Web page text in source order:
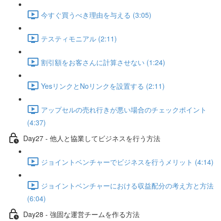
今すぐ買うべき理由を与える (3:05)
テスティモニアル (2:11)
割引額をお客さんに計算させない (1:24)
YesリンクとNoリンクを設置する (2:11)
アップセルの売れ行きが悪い場合のチェックポイント
(4:37)
Day27 - 他人と協業してビジネスを行う方法
ジョイントベンチャーでビジネスを行うメリット (4:14)
ジョイントベンチャーにおける収益配分の考え方と方法
(6:04)
Day28 - 強固な運営チームを作る方法